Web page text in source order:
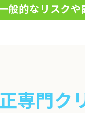
般的なリスク
専門ク